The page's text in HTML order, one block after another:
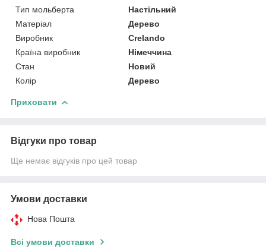
Тип мольберта
Настільний
Матеріал
Дерево
Виробник
Crelando
Країна виробник
Німеччина
Стан
Новий
Колір
Дерево
Приховати
Відгуки про товар
Ще немає відгуків про цей товар
Умови доставки
Нова Пошта
Всі умови доставки